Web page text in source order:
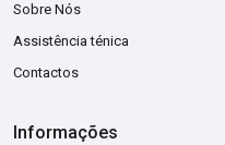
Sobre Nós
Assistência ténica
Contactos
Informações